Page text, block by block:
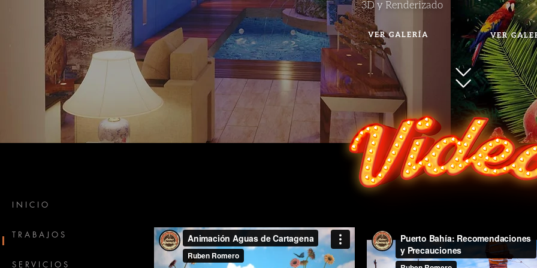
S E R V I C I O S
T R A B A J O S
I N I C I O
3D y Renderizado
VER GALERÍA VER